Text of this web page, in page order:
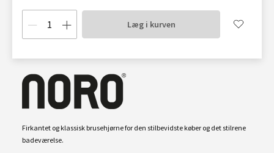
Læg i kurven
Firkantet og klassisk brusehjørne for den stilbevidste køber og det stilrene
badeværelse.